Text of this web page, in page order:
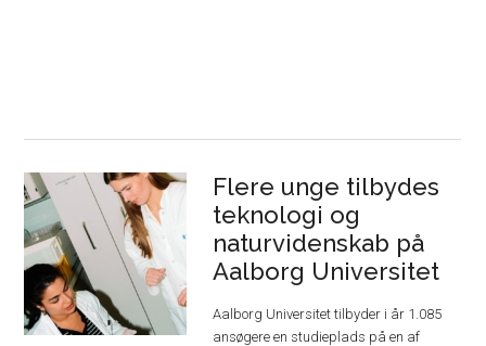
Flere unge tilbydes
teknologi og
naturvidenskab på
Aalborg Universitet
Aalborg Universitet tilbyder i år 1.085
ansøgere en studieplads på en af